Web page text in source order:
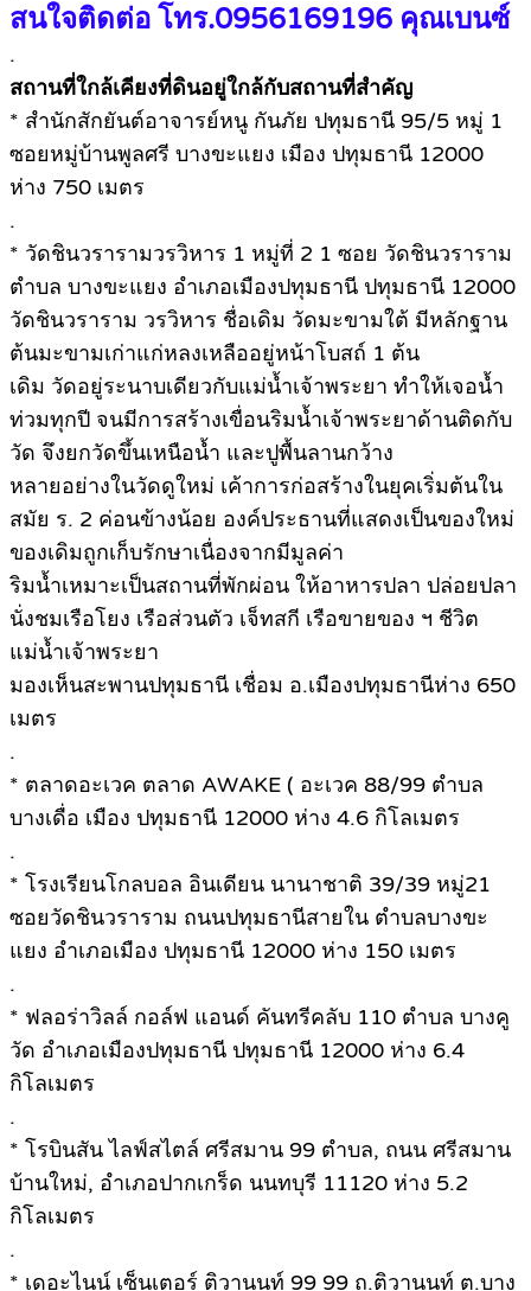
สนใจติดต่อ โทร.0956169196 คุณเบนซ์
.
สถานที่ใกล้เคียงที่ดินอยู่ใกล้กับสถานที่สำคัญ
* สำนักสักยันต์อาจารย์หนู กันภัย ปทุมธานี 95/5 หมู่ 1
ซอยหมู่บ้านพูลศรี บางขะแยง เมือง ปทุมธานี 12000
ห่าง 750 เมตร
.
* วัดชินวรารามวรวิหาร 1 หมู่ที่ 2 1 ซอย วัดชินวราราม
ตำบล บางขะแยง อำเภอเมืองปทุมธานี ปทุมธานี 12000
วัดชินวราราม วรวิหาร ชื่อเดิม วัดมะขามใต้ มีหลักฐาน
ต้นมะขามเก่าแก่หลงเหลืออยู่หน้าโบสถ์ 1 ต้น
เดิม วัดอยู่ระนาบเดียวกับแม่น้ำเจ้าพระยา ทำให้เจอน้ำ
ท่วมทุกปี จนมีการสร้างเขื่อนริมน้ำเจ้าพระยาด้านติดกับ
วัด จึงยกวัดขึ้นเหนือน้ำ และปูพื้นลานกว้าง
หลายอย่างในวัดดูใหม่ เค้าการก่อสร้างในยุคเริ่มต้นใน
สมัย ร. 2 ค่อนข้างน้อย องค์ประธานที่แสดงเป็นของใหม่
ของเดิมถูกเก็บรักษาเนื่องจากมีมูลค่า
ริมน้ำเหมาะเป็นสถานที่พักผ่อน ให้อาหารปลา ปล่อยปลา
นั่งชมเรือโยง เรือส่วนตัว เจ็ทสกี เรือขายของ ฯ ชีวิต
แม่น้ำเจ้าพระยา
มองเห็นสะพานปทุมธานี เชื่อม อ.เมืองปทุมธานีห่าง 650
เมตร
.
* ตลาดอะเวค ตลาด AWAKE ( อะเวค 88/99 ตำบล
บางเดื่อ เมือง ปทุมธานี 12000 ห่าง 4.6 กิโลเมตร
.
* โรงเรียนโกลบอล อินเดียน นานาชาติ 39/39 หมู่21
ซอยวัดชินวราราม ถนนปทุมธานีสายใน ตำบลบางขะ
แยง อำเภอเมือง ปทุมธานี 12000 ห่าง 150 เมตร
.
* ฟลอร่าวิลล์ กอล์ฟ แอนด์ คันทรีคลับ 110 ตำบล บางคู
วัด อำเภอเมืองปทุมธานี ปทุมธานี 12000 ห่าง 6.4
กิโลเมตร
.
* โรบินสัน ไลฟ์สไตล์ ศรีสมาน 99 ตําบล, ถนน ศรีสมาน
บ้านใหม่, อำเภอปากเกร็ด นนทบุรี 11120 ห่าง 5.2
กิโลเมตร
.
* เดอะไนน์ เซ็นเตอร์ ติวานนท์ 99 99 ถ.ติวานนท์ ต.บาง